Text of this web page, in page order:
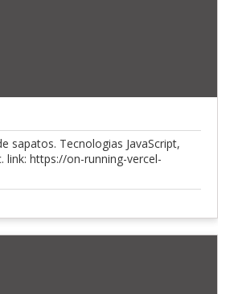
sapatos. Tecnologias JavaScript,
link: https://on-running-vercel-